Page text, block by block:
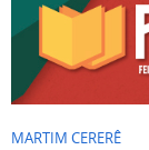
MARTIM CERERÊ